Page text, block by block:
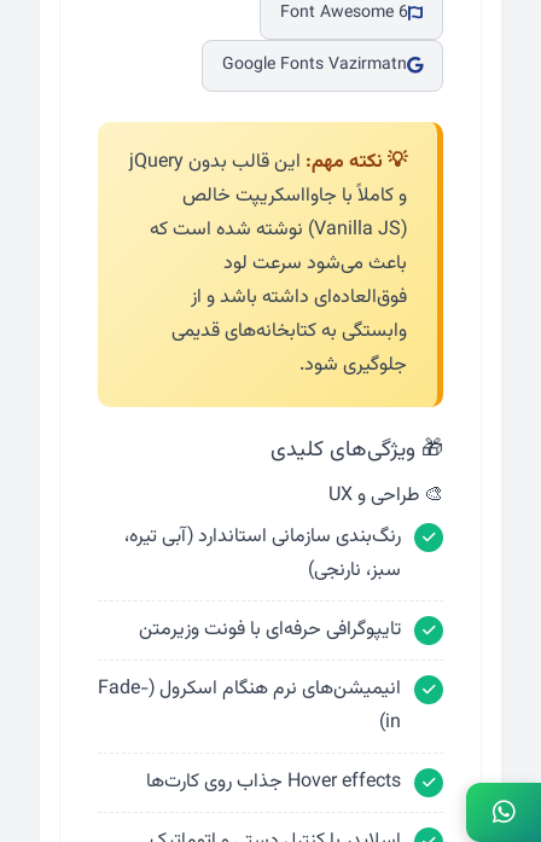
Font Awesome 6
Google Fonts Vazirmatn
💡 نکته مهم:
این قالب بدون jQuery
و کاملاً با جاوااسکریپت خالص
(Vanilla JS) نوشته شده است که
باعث می‌شود سرعت لود
فوق‌العاده‌ای داشته باشد و از
وابستگی به کتابخانه‌های قدیمی
جلوگیری شود.
🎁 ویژگی‌های کلیدی
🎨 طراحی و UX
رنگ‌بندی سازمانی استاندارد (آبی تیره،
سبز، نارنجی)
تایپوگرافی حرفه‌ای با فونت وزیرمتن
انیمیشن‌های نرم هنگام اسکرول (Fade-
in)
Hover effects جذاب روی کارت‌ها